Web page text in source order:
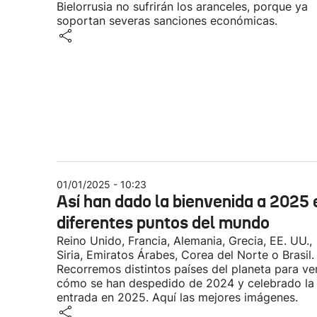
Bielorrusia no sufrirán los aranceles, porque ya
soportan severas sanciones económicas.
01/01/2025 - 10:23
Así han dado la bienvenida a 2025
diferentes puntos del mundo
Reino Unido, Francia, Alemania, Grecia, EE. UU.,
Siria, Emiratos Árabes, Corea del Norte o Brasil.
Recorremos distintos países del planeta para
cómo se han despedido de 2024 y celebrado la
entrada en 2025. Aquí las mejores imágenes.